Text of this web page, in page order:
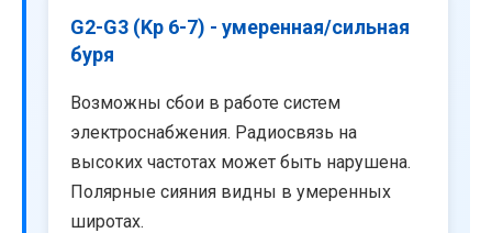
G2-G3 (Kp 6-7) - умеренная/сильная
буря
Возможны сбои в работе систем
электроснабжения. Радиосвязь на
высоких частотах может быть нарушена.
Полярные сияния видны в умеренных
широтах.